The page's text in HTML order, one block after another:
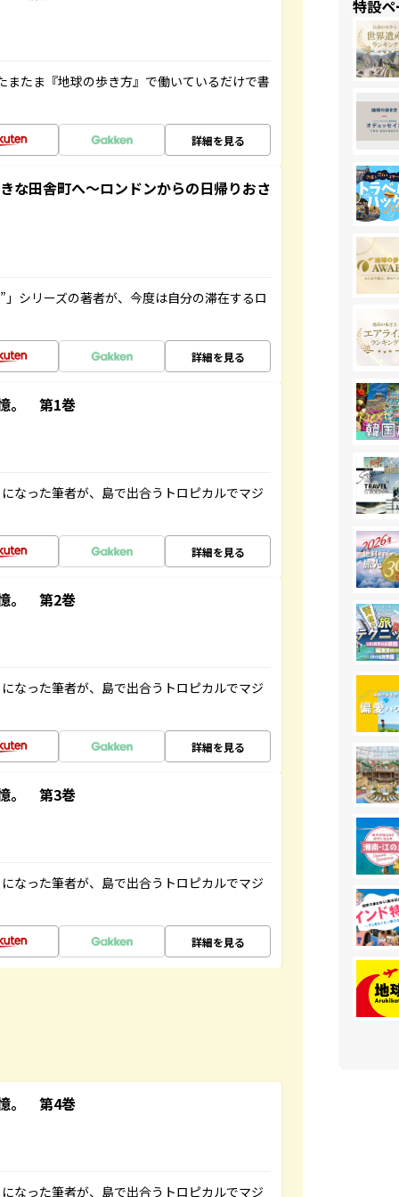
たま『地球の歩き方』で働いているだけで書
詳細を見る
な田舎町へ～ロンドンからの日帰りおさ
シリーズの著者が、今度は自分の滞在するロ
詳細を見る
。 第1巻
なった筆者が、島で出合うトロピカルでマジ
詳細を見る
。 第2巻
なった筆者が、島で出合うトロピカルでマジ
詳細を見る
。 第3巻
なった筆者が、島で出合うトロピカルでマジ
詳細を見る
。 第4巻
なった筆者が、島で出合うトロピカルでマジ
特設